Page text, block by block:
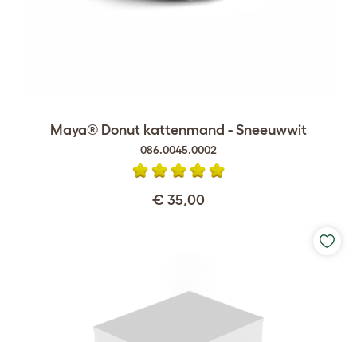
Maya® Donut kattenmand - Sneeuwwit
086.0045.0002
€ 35,00